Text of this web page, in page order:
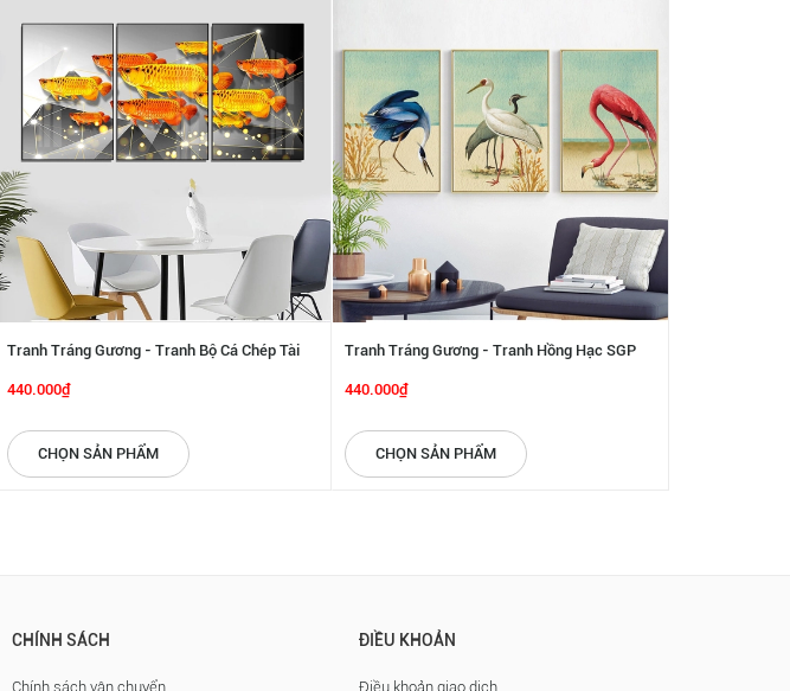
Tranh Tráng Gương - Tranh Bộ Cá Chép Tài
Lộc SGP 1432220
440.000₫
CHỌN SẢN PHẨM
Tranh Tráng Gương - Tranh Hồng Hạc SGP
1432218
440.000₫
CHỌN SẢN PHẨM
CHÍNH SÁCH
Chính sách vận chuyển
ĐIỀU KHOẢN
Điều khoản giao dịch